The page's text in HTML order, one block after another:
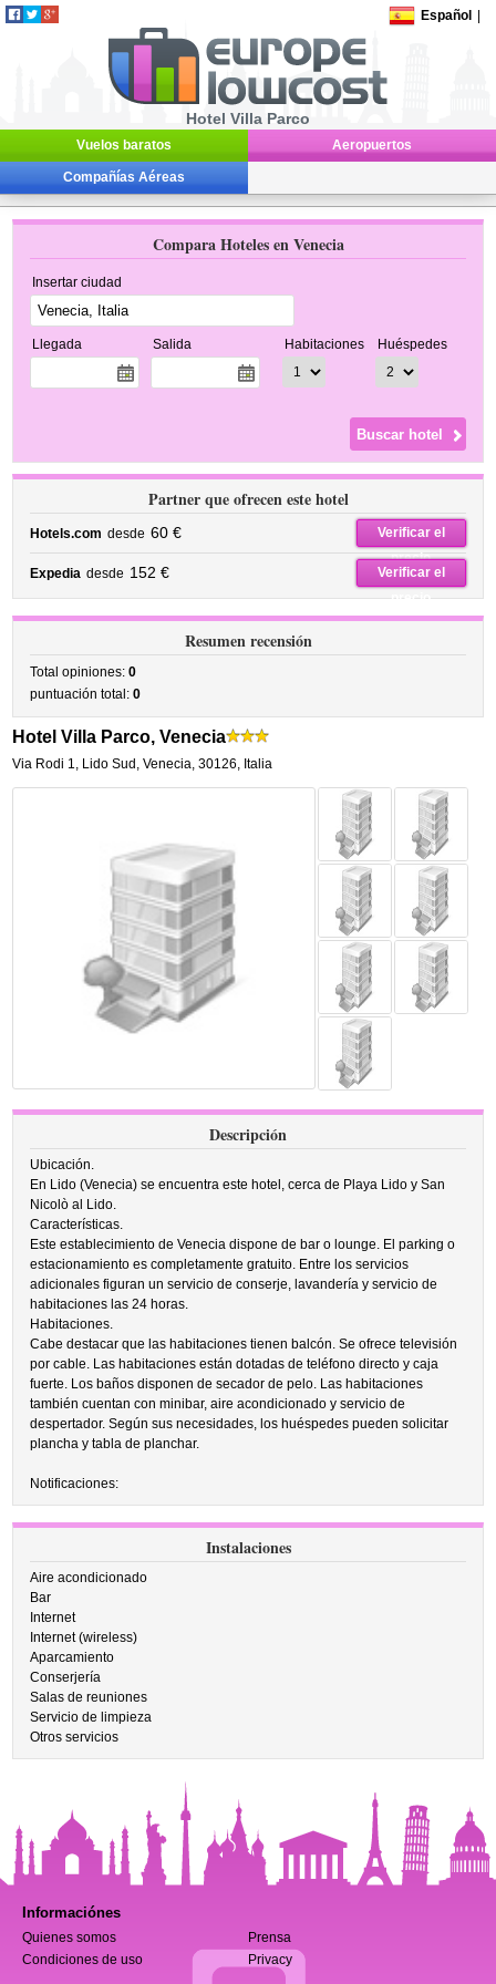
Español
Hotel Villa Parco
Vuelos baratos Aeropuertos
Compañías Aéreas
Compara Hoteles en Venecia
Insertar ciudad
Llegada Salida Habitaciones Huéspedes
Partner que ofrecen este hotel
Hotels.com desde 60 €
Verificar el
precio
Expedia desde 152 €
Verificar el
precio
Resumen recensión
Total opiniones:0
puntuación total:0
Hotel Villa Parco, Venecia
Via Rodi 1, Lido Sud, Venecia,30126, Italia
Descripción
Ubicación.
En Lido (Venecia) se encuentra este hotel, cerca de Playa Lido y San
Nicolò al Lido.
Características.
Este establecimiento de Venecia dispone de bar o lounge. El parking o
estacionamiento es completamente gratuito. Entre los servicios
adicionales figuran un servicio de conserje, lavandería y servicio de
habitaciones las 24 horas.
Habitaciones.
Cabe destacar que las habitaciones tienen balcón. Se ofrece televisión
por cable. Las habitaciones están dotadas de teléfono directo y caja
fuerte. Los baños disponen de secador de pelo. Las habitaciones
también cuentan con minibar, aire acondicionado y servicio de
despertador. Según sus necesidades, los huéspedes pueden solicitar
plancha y tabla de planchar.
Notificaciones:
Instalaciones
Aire acondicionado
Bar
Internet
Internet (wireless)
Aparcamiento
Conserjería
Salas de reuniones
Servicio de limpieza
Otros servicios
Informaciónes
Quienes somos
Prensa
Condiciones de uso
Privacy